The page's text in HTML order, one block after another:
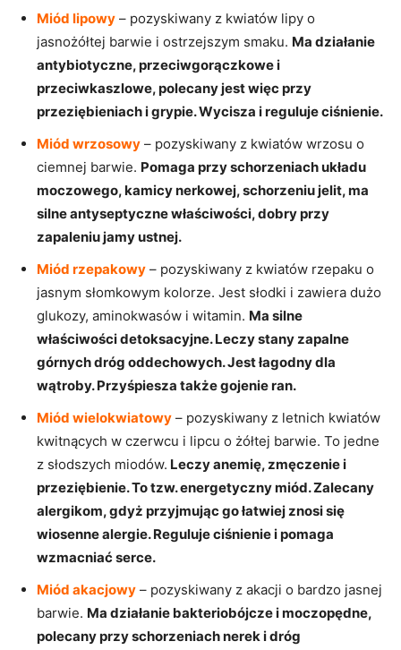
Miód lipowy – pozyskiwany z kwiatów lipy o
jasnożółtej barwie i ostrzejszym smaku. Ma działanie
antybiotyczne, przeciwgorączkowe i
przeciwkaszlowe, polecany jest więc przy
przeziębieniach i grypie. Wycisza i reguluje ciśnienie.
Miód wrzosowy – pozyskiwany z kwiatów wrzosu o
ciemnej barwie. Pomaga przy schorzeniach układu
moczowego, kamicy nerkowej, schorzeniu jelit, ma
silne antyseptyczne właściwości, dobry przy
zapaleniu jamy ustnej.
Miód rzepakowy – pozyskiwany z kwiatów rzepaku o
jasnym słomkowym kolorze. Jest słodki i zawiera dużo
glukozy, aminokwasów i witamin. Ma silne
właściwości detoksacyjne. Leczy stany zapalne
górnych dróg oddechowych. Jest łagodny dla
wątroby. Przyśpiesza także gojenie ran.
Miód wielokwiatowy – pozyskiwany z letnich kwiatów
kwitnących w czerwcu i lipcu o żółtej barwie. To jedne
z słodszych miodów. Leczy anemię, zmęczenie i
przeziębienie. To tzw. energetyczny miód. Zalecany
alergikom, gdyż przyjmując go łatwiej znosi się
wiosenne alergie. Reguluje ciśnienie i pomaga
wzmacniać serce.
Miód akacjowy – pozyskiwany z akacji o bardzo jasnej
barwie. Ma działanie bakteriobójcze i moczopędne,
polecany przy schorzeniach nerek i dróg